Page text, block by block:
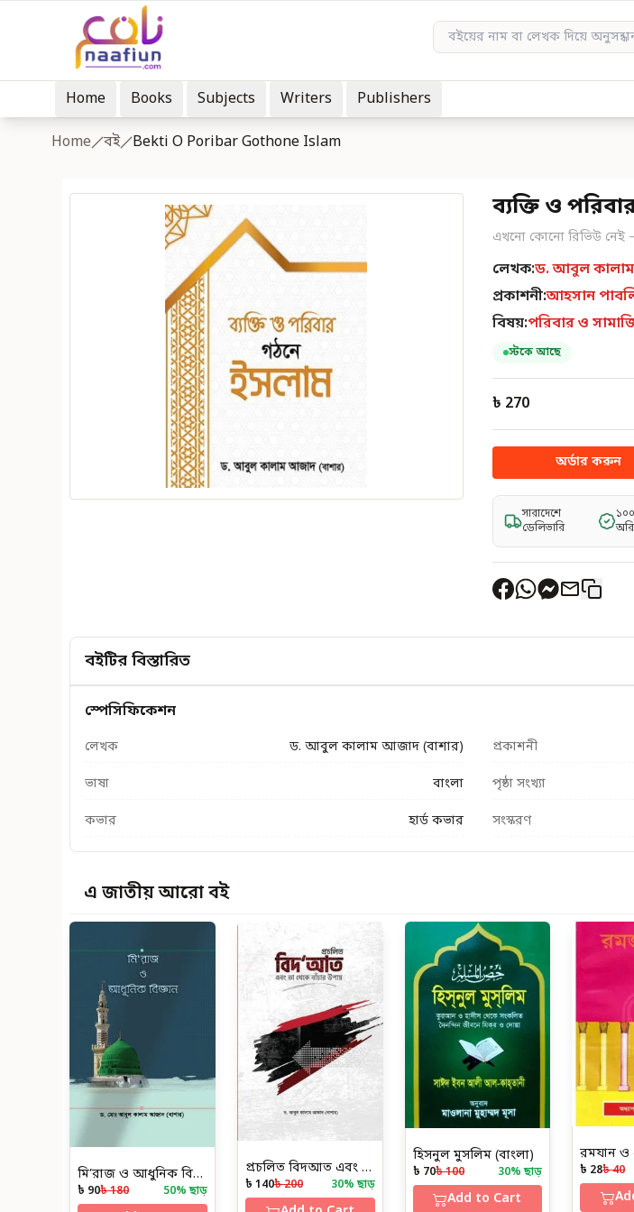
Home Books Subjects Writers Publishers
Home বই Bekti O Poribar Gothone Islam
ব্যক্তি ও
এখনো কোনো রিভিউ নেই
লেখক:ড. আবুল
প্রকাশনী:আহসান
বিষয়:পরিবার ও
স্টকে আছে
৳ 270
অর্ডার করুন
সারাদেশে
ডেলিভারি
বইটির বিস্তারিত
স্পেসিফিকেশন
লেখক ড. আবুল কালাম আজাদ (বাশার) প্রকাশনী
ভাষা বাংলা পৃষ্ঠা সংখ্যা
কভার হার্ড কভার সংস্করণ
এ জাতীয় আরো বই
মি’রাজ ও আধুনিক বিজ্ঞান
৳ 90৳ 180 50% ছাড়
প্রচলিত বিদআত এবং তা থেকে বাঁচার উপায়
৳ 140৳ 200 30% ছাড়
হিসনুল মুসলিম (বাংলা)
৳ 70৳ 100 30% ছাড়
Add to Cart
রমযান ও
৳ 28৳ 40